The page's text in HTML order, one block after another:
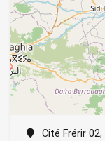
Cité Frérir 02,